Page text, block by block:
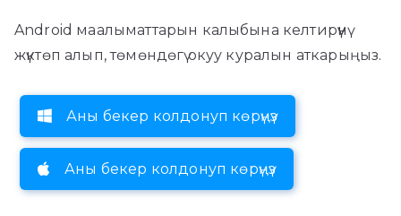
Android маалыматтарын калыбына келтирүүнү
жүктөп алып, төмөндөгү окуу куралын аткарыңыз.
Аны бекер колдонуп көрүңүз
Аны бекер колдонуп көрүңүз